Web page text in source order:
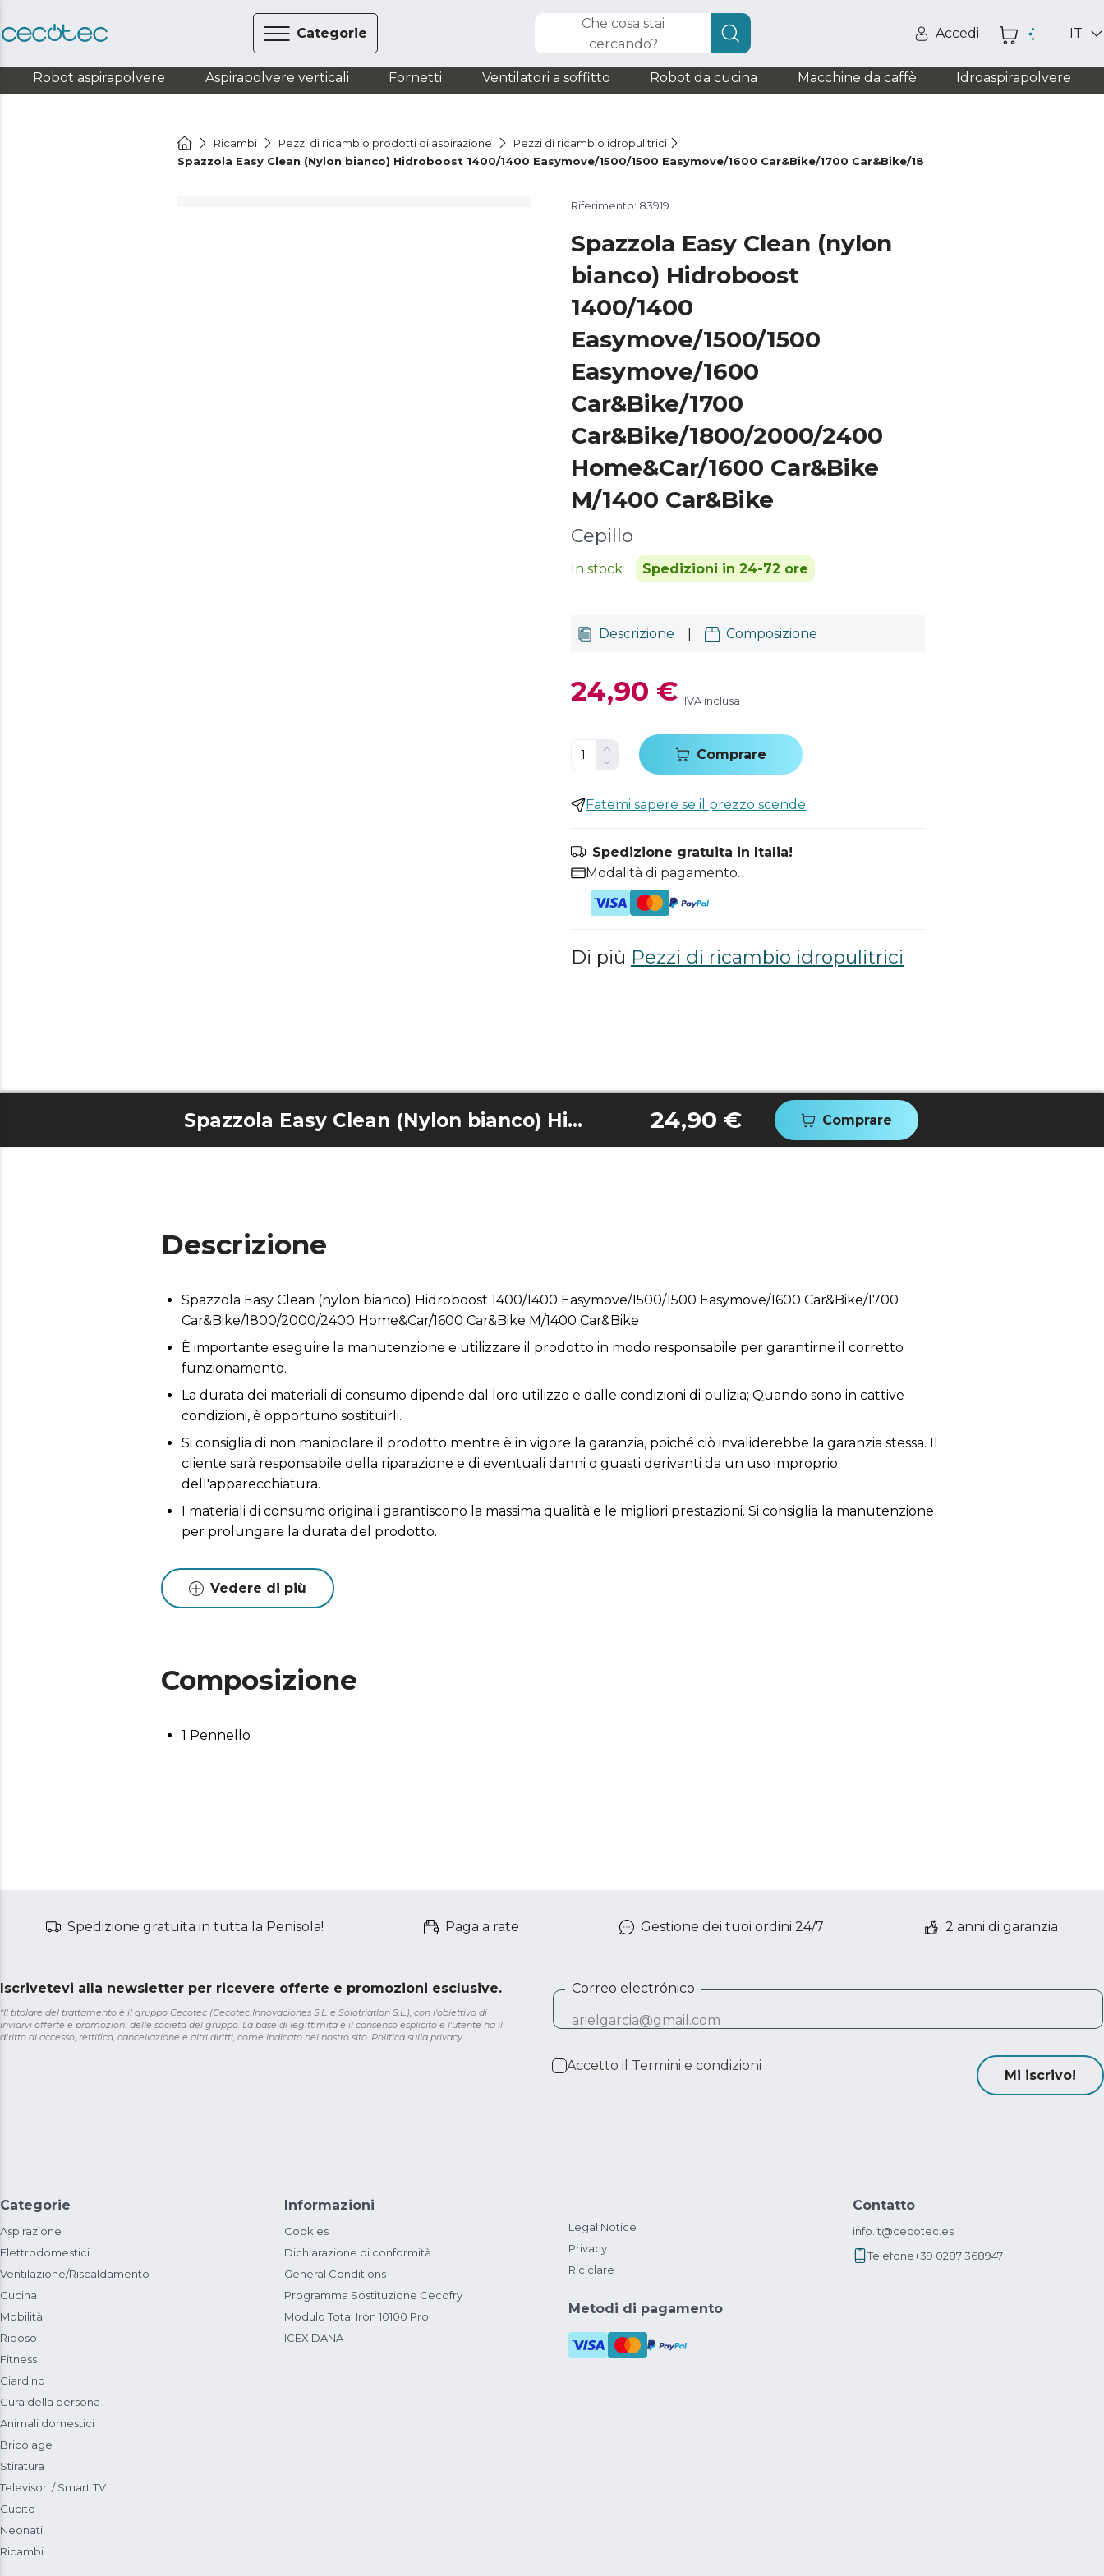
Categorie
Che cosa stai
cercando?
Accedi IT
Robot aspirapolvere Aspirapolvere verticali Fornetti Ventilatori a soffitto Robot da cucina Macchine da caffè Idroaspirapolvere
Ricambi Pezzi di ricambio prodotti di aspirazione
Pezzi di ricambio idropulitrici
Spazzola Easy Clean (Nylon bianco) Hidroboost 1400/1400 Easymove/1500/1500 Easymove/1600 Car&Bike/1700 Car&Bike/1800/2000/2400 Home&Car/
Riferimento: 83919
Spazzola Easy Clean (nylon
bianco) Hidroboost
1400/1400
Easymove/1500/1500
Easymove/1600
Car&Bike/1700
Car&Bike/1800/2000/2400
Home&Car/1600 Car&Bike
M/1400 Car&Bike
Cepillo
In stock Spedizioni in 24-72 ore
Descrizione Composizione
24,90 € IVA inclusa
Comprare
Fatemi sapere se il prezzo scende
Spedizione gratuita in Italia!
Modalità di pagamento.
Di più Pezzi di ricambio idropulitrici
Spazzola Easy Clean (Nylon bianco) Hidroboost 1400/1400 Easymove/1500/1500 Easymove/1600 Car&Bike/1700 Car&Bike/1800/2000/2400 Home&Car/1600 Car&Bike M/1400 Car&Bike 24,90 € Comprare
Descrizione
Spazzola Easy Clean (nylon bianco) Hidroboost 1400/1400 Easymove/1500/1500 Easymove/1600 Car&Bike/1700
Car&Bike/1800/2000/2400 Home&Car/1600 Car&Bike M/1400 Car&Bike
È importante eseguire la manutenzione e utilizzare il prodotto in modo responsabile per garantirne il corretto
funzionamento.
La durata dei materiali di consumo dipende dal loro utilizzo e dalle condizioni di pulizia; Quando sono in cattive
condizioni, è opportuno sostituirli.
Si consiglia di non manipolare il prodotto mentre è in vigore la garanzia, poiché ciò invaliderebbe la garanzia stessa. Il
cliente sarà responsabile della riparazione e di eventuali danni o guasti derivanti da un uso improprio
dell'apparecchiatura.
I materiali di consumo originali garantiscono la massima qualità e le migliori prestazioni. Si consiglia la manutenzione
per prolungare la durata del prodotto.
Vedere di più
Composizione
1 Pennello
Spedizione gratuita in tutta la Penisola! Paga a rate Gestione dei tuoi ordini 24/7 2 anni di garanzia
Iscrivetevi alla newsletter per ricevere offerte e promozioni esclusive.
*Il titolare del trattamento è il gruppo Cecotec (Cecotec Innovaciones S.L. e Solotriatlon S.L.), con l'obiettivo di
inviarvi offerte e promozioni delle società del gruppo. La base di legittimità è il consenso esplicito e l'utente ha il
diritto di accesso, rettifica, cancellazione e altri diritti, come indicato nel nostro sito. Politica sulla privacy
Correo electrónico
Accetto il Termini e condizioni
Mi iscrivo!
Categorie
Aspirazione
Elettrodomestici
Ventilazione/Riscaldamento
Cucina
Mobilità
Riposo
Fitness
Giardino
Cura della persona
Animali domestici
Bricolage
Stiratura
Televisori / Smart TV
Cucito
Neonati
Ricambi
Informazioni
Cookies
Dichiarazione di conformità
General Conditions
Programma Sostituzione Cecofry
Modulo Total Iron 10100 Pro
ICEX DANA
Legal Notice
Privacy
Riciclare
Metodi di pagamento
Contatto
info.it@cecotec.es
Telefone+39 0287 368947